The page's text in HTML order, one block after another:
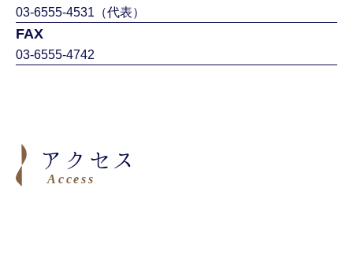
03-6555-4531（代表）
FAX
03-6555-4742
アクセス